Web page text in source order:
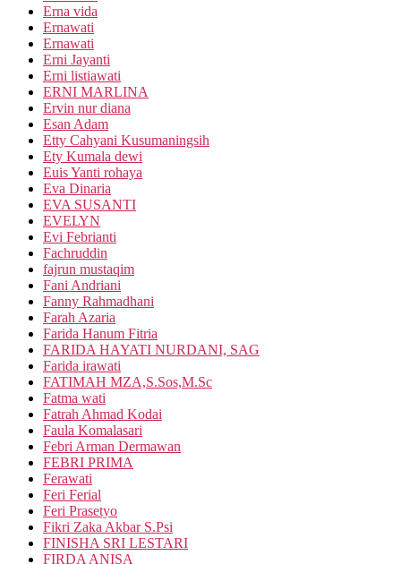
Erna vida
Ernawati
Ernawati
Erni Jayanti
Erni listiawati
ERNI MARLINA
Ervin nur diana
Esan Adam
Etty Cahyani Kusumaningsih
Ety Kumala dewi
Euis Yanti rohaya
Eva Dinaria
EVA SUSANTI
EVELYN
Evi Febrianti
Fachruddin
fajrun mustaqim
Fani Andriani
Fanny Rahmadhani
Farah Azaria
Farida Hanum Fitria
FARIDA HAYATI NURDANI, SAG
Farida irawati
FATIMAH MZA,S.Sos,M.Sc
Fatma wati
Fatrah Ahmad Kodai
Faula Komalasari
Febri Arman Dermawan
FEBRI PRIMA
Ferawati
Feri Ferial
Feri Prasetyo
Fikri Zaka Akbar S.Psi
FINISHA SRI LESTARI
FIRDA ANISA